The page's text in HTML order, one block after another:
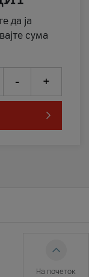
да ја
сума
- +
На почеток